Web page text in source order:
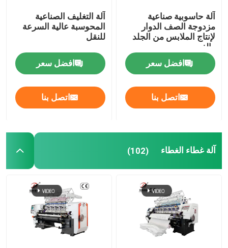
آلة حاسوبية صناعية
مزدوجة الصف الدوار
لإنتاج الملابس من الجلد
والغرور
افضل سعر
اتصل بنا
آلة التغليف الصناعية
المحوسبة عالية السرعة
للنقل
افضل سعر
اتصل بنا
آلة غطاء الغطاء (102)